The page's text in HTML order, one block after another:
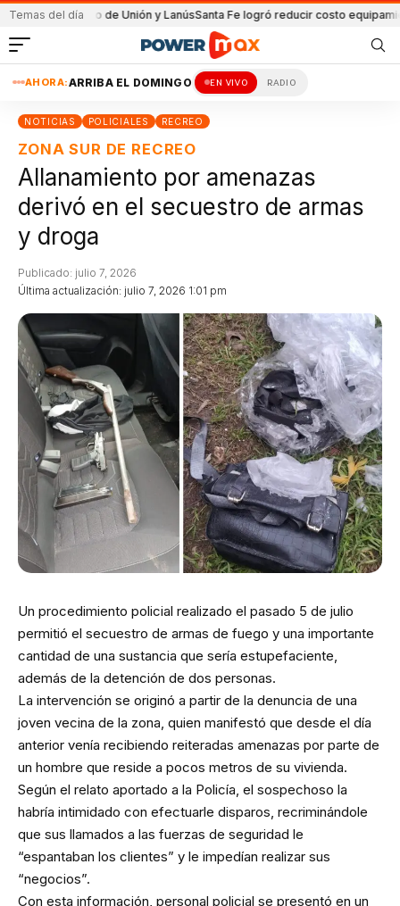
Temas del día
partido de Unión y LanúsSanta Fe logró reducir costo equipamiento
AHORA:ARRIBA EL DOMINGO EN VIVO RADIO
NOTICIAS POLICIALES RECREO
ZONA SUR DE RECREO
Allanamiento por amenazas
derivó en el secuestro de armas
y droga
Última actualización: julio 7, 2026 1:01 pm
Publicado: julio 7, 2026
Un procedimiento policial realizado el pasado 5 de julio
permitió el secuestro de armas de fuego y una importante
cantidad de una sustancia que sería estupefaciente,
además de la detención de dos personas.
La intervención se originó a partir de la denuncia de una
joven vecina de la zona, quien manifestó que desde el día
anterior venía recibiendo reiteradas amenazas por parte de
un hombre que reside a pocos metros de su vivienda.
Según el relato aportado a la Policía, el sospechoso la
habría intimidado con efectuarle disparos, recriminándole
que sus llamados a las fuerzas de seguridad le
“espantaban los clientes” y le impedían realizar sus
“negocios”.
Con esta información, personal policial se presentó en un